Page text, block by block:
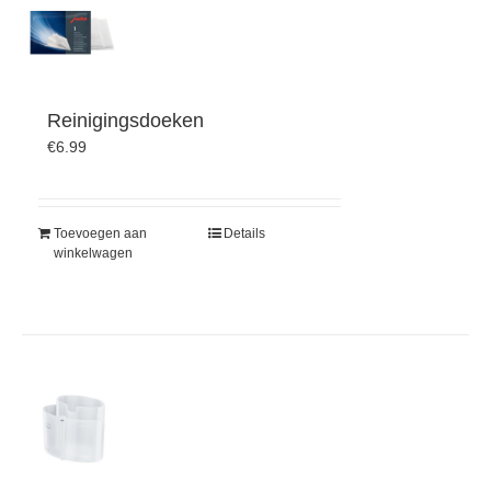
Reinigingsdoeken
€6.99
Toevoegen aan
winkelwagen
Details